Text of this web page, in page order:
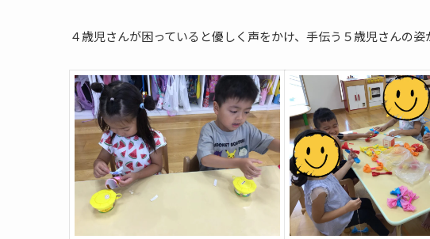
４歳児さんが困っていると優しく声をかけ、手伝う５歳児さんの